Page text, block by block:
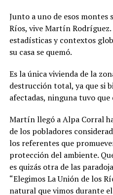
Junto a uno de esos montes
Ríos, vive Martín
estadísticas y contextos
su casa se quemó.
Es la única vivienda de la
destrucción total, ya que si
afectadas, ninguna tuvo que
Martín llegó a Alpa Corral
de los pobladores
los referentes que
protección del ambiente.
es quizás otra de las
“Elegimos La Unión de los
natural que vimos durante